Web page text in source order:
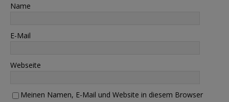
Name
E-Mail
Webseite
Meinen Namen, E-Mail und Website in diesem Browser